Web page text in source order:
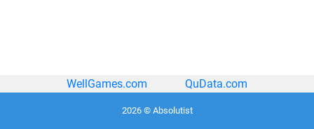
WellGames.com QuData.com
2026 © Absolutist